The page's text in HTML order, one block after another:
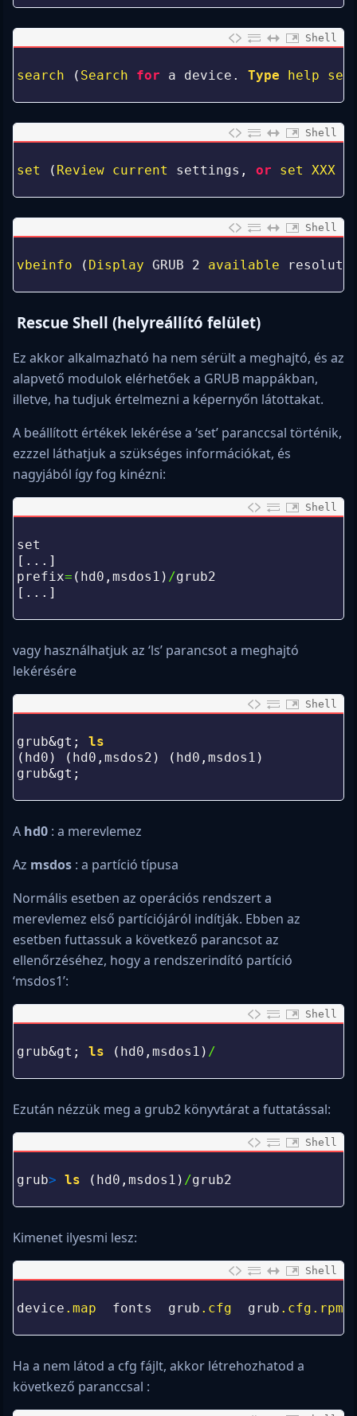
Shell
search ( Search for a device . Type help
Shell
set ( Review current settings , or set XXX
Shell
vbeinfo ( Display GRUB 2 available
Rescue Shell (helyreállító felület)
Ez akkor alkalmazható ha nem sérült a meghajtó, és az
alapvető modulok elérhetőek a GRUB mappákban,
illetve, ha tudjuk értelmezni a képernyőn látottakat.
A beállított értékek lekérése a ‘set’ paranccsal történik,
ezzzel láthatjuk a szükséges információkat, és
nagyjából így fog kinézni:
Shell
set
[ . . . ]
prefix= ( hd0 , msdos1 ) /grub2
[ . . . ]
vagy használhatjuk az ‘ls’ parancsot a meghajtó
lekérésére
Shell
grub&gt;
ls
( hd0 ) ( hd0 , msdos2 ) ( hd0 , msdos1 )
grub&gt;
A hd0 : a merevlemez
Az msdos : a partíció típusa
Normális esetben az operációs rendszert a
merevlemez első partíciójáról indítják. Ebben az
esetben futtassuk a következő parancsot az
ellenőrzéséhez, hogy a rendszerindító partíció
‘msdos1’:
Shell
grub&gt; ls ( hd0 , msdos1 ) /
Ezután nézzük meg a grub2 könyvtárat a futtatással:
Shell
grub> ls ( hd0 , msdos1 ) /grub2
Kimenet ilyesmi lesz:
Shell
device .map fonts grub .cfg grub .cfg
Ha a nem látod a cfg fájlt, akkor létrehozhatod a
következő paranccsal :